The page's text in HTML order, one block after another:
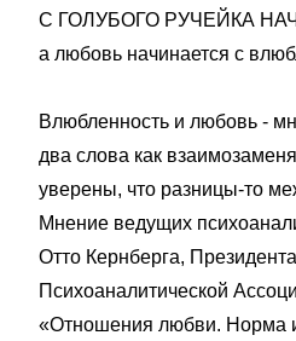
С ГОЛУБОГО РУЧЕЙКА
а любовь начинается с
Влюбленность и любовь -
два слова как
уверены, что разницы-то
Мнение ведущих
Отто Кернберга,
Психоаналитической
«Отношения любви. Норма